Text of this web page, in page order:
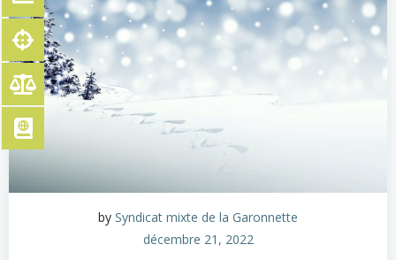
by Syndicat mixte de la Garonnette
décembre 21, 2022